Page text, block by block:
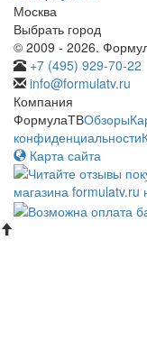
Москва
Выбрать город
© 2009 - 2026.
+7 (495) 929-70-22
info@formulatv.ru
Компания
ФормулаТВОбзоры
конфиденциальности
Карта сайта